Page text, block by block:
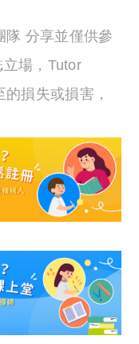
隊 分享並僅供參
場，Tutor
損失或損害，